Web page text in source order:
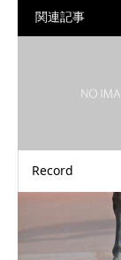
関連記事
Record